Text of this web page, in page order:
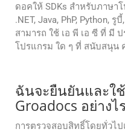
ดอคให้ SDKs สําหรับภาษา
.NET, Java, PhP, Python,
สามารถ ใช้ เอ พี เอ ซี ที่ มี
โปรแกรม ใด ๆ ที่ สนับสนุน
ฉันจะยืนยันและใช้
Groadocs อย่าง
การตรวจสอบสิทธิ์โดยทั่วไ